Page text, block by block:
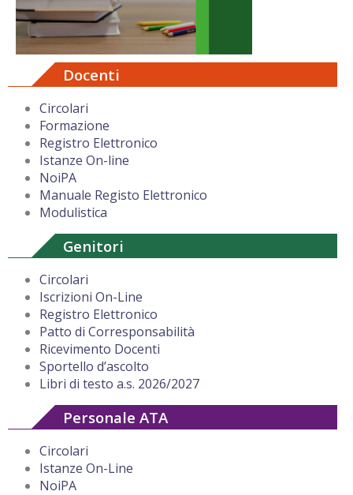
Docenti
Circolari
Formazione
Registro Elettronico
Istanze On-line
NoiPA
Manuale Registo Elettronico
Modulistica
Genitori
Circolari
Iscrizioni On-Line
Registro Elettronico
Patto di Corresponsabilità
Ricevimento Docenti
Sportello d’ascolto
Libri di testo a.s. 2026/2027
Personale ATA
Circolari
Istanze On-Line
NoiPA